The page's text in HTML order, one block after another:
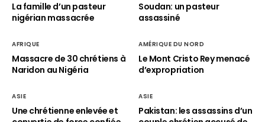
La famille d’un pasteur
nigérian massacrée
Soudan: un pasteur
assassiné
AFRIQUE
Massacre de 30 chrétiens à
Naridon au Nigéria
AMÉRIQUE DU NORD
Le Mont Cristo Rey menacé
d’expropriation
ASIE
Une chrétienne enlevée et
ASIE
Pakistan: les assassins d’un